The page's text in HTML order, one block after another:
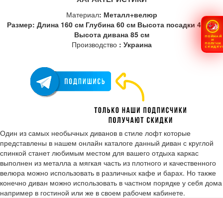
Материал: Металл+велюр
Размер: Длина 160 см Глубина 60 см Высота посадки 40 см
Высота дивана 85 см
Производство : Украина
Один из самых необычных диванов в стиле лофт которые
представлены в нашем онлайн каталоге данный диван с круглой
спинкой станет любимым местом для вашего отдыха каркас
выполнен из металла а мягкая часть из плотного и качественного
велюра можно использовать в различных кафе и барах. Но также
конечно диван можно использовать в частном порядке у себя дома
например в гостиной или же в своем рабочем кабинете.
ПОЙМАЙ
И
ПОЛУЧИ
СКИДКУ!